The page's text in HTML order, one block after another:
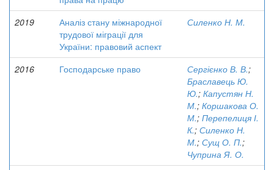
2019
Аналіз стану міжнародної
трудової міграції для
України: правовий аспект
Силенко Н. М.
2016 Господарське право Сергієнко В. В.;
Браславець Ю.
Ю.; Капустян Н.
М.; Коршакова О.
М.; Перепелиця І.
К.; Силенко Н.
М.; Сущ О. П.;
Чуприна Я. О.